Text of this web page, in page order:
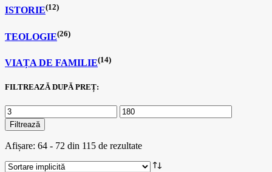
ISTORIE(12)
TEOLOGIE(26)
VIAȚA DE FAMILIE(14)
FILTREAZĂ DUPĂ PREȚ:
Filtrează
Afișare: 64 - 72 din 115 de rezultate